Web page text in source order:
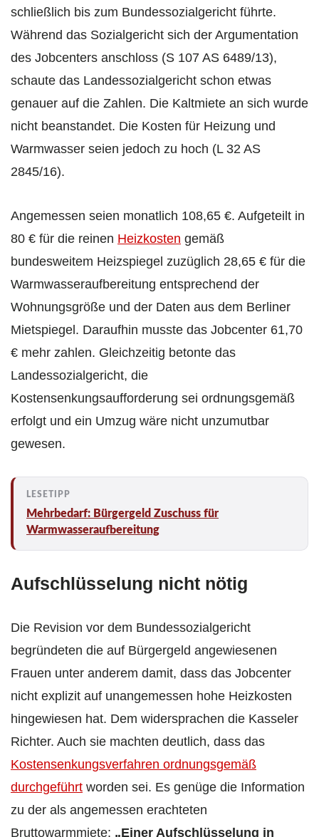
schließlich bis zum Bundessozialgericht führte.
Während das Sozialgericht sich der Argumentation
des Jobcenters anschloss (S 107 AS 6489/13),
schaute das Landessozialgericht schon etwas
genauer auf die Zahlen. Die Kaltmiete an sich wurde
nicht beanstandet. Die Kosten für Heizung und
Warmwasser seien jedoch zu hoch (L 32 AS
2845/16).
Angemessen seien monatlich 108,65 €. Aufgeteilt in
80 € für die reinen Heizkosten gemäß
bundesweitem Heizspiegel zuzüglich 28,65 € für die
Warmwasseraufbereitung entsprechend der
Wohnungsgröße und der Daten aus dem Berliner
Mietspiegel. Daraufhin musste das Jobcenter 61,70
€ mehr zahlen. Gleichzeitig betonte das
Landessozialgericht, die
Kostensenkungsaufforderung sei ordnungsgemäß
erfolgt und ein Umzug wäre nicht unzumutbar
gewesen.
Mehrbedarf: Bürgergeld Zuschuss für
Warmwasseraufbereitung
Aufschlüsselung nicht nötig
Die Revision vor dem Bundessozialgericht
begründeten die auf Bürgergeld angewiesenen
Frauen unter anderem damit, dass das Jobcenter
nicht explizit auf unangemessen hohe Heizkosten
hingewiesen hat. Dem widersprachen die Kasseler
Richter. Auch sie machten deutlich, dass das
Kostensenkungsverfahren ordnungsgemäß
durchgeführt worden sei. Es genüge die Information
zu der als angemessen erachteten
Bruttowarmmiete: „Einer Aufschlüsselung in